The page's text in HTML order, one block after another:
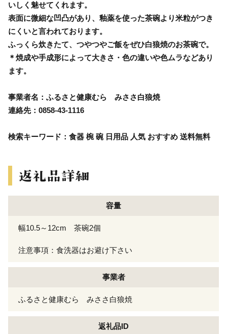
いしく魅せてくれます。
表面に微細な凹凸があり、釉薬を使った茶碗より米粒がつき
にくいと言われております。
ふっくら炊きたて、つやつやご飯をぜひ白狼焼のお茶碗で。
＊焼成や手成形によって大きさ・色の違いや色ムラなどあり
ます。
事業者名：ふるさと健康むら みささ白狼焼
連絡先：0858-43-1116
検索キーワード：食器 椀 碗 日用品 人気 おすすめ 送料無料
容量
幅10.5～12cm 茶碗2個
注意事項：食洗器はお避け下さい
事業者
ふるさと健康むら みささ白狼焼
返礼品ID